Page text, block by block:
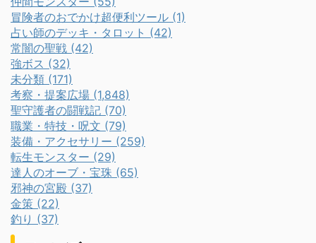
冒険者のおでかけ超便利ツール (1)
占い師のデッキ・タロット (42)
常闇の聖戦 (42)
強ボス (32)
未分類 (171)
考察・提案広場 (1,848)
聖守護者の闘戦記 (70)
職業・特技・呪文 (79)
装備・アクセサリー (259)
転生モンスター (29)
達人のオーブ・宝珠 (65)
邪神の宮殿 (37)
金策 (22)
釣り (37)